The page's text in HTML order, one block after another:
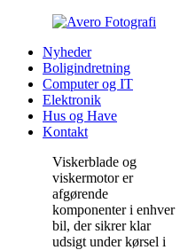
Nyheder
Boligindretning
Computer og IT
Elektronik
Hus og Have
Kontakt
Viskerblade og
viskermotor er
afgørende
komponenter i enhver
bil, der sikrer klar
udsigt under kørsel i